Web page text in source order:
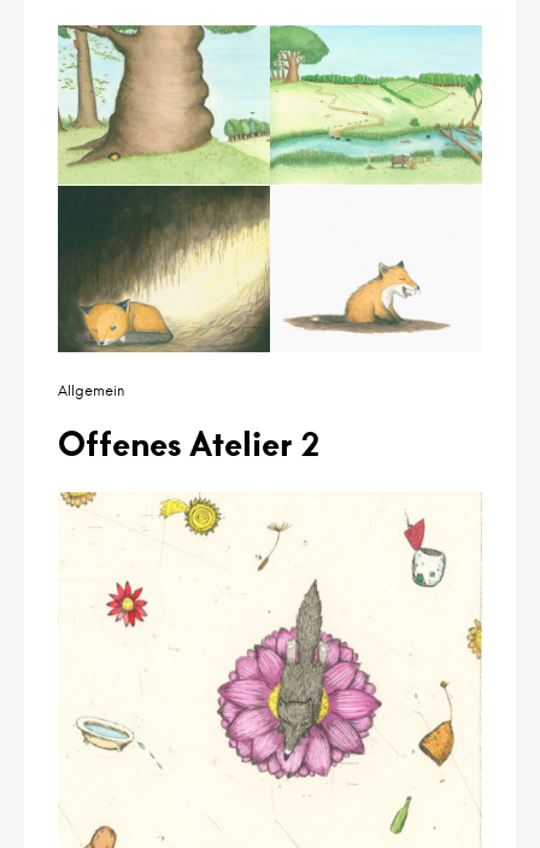
Beate Teresa Hanika (Text), Kristina Andres (Illustration)
Allgemein
Offenes Atelier 2